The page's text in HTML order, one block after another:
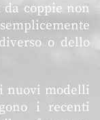
coppie non
o dello
nuovi modelli
i recenti